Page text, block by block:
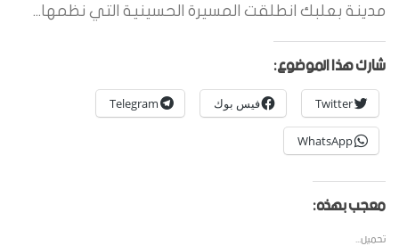
مدينة بعلبك انطلقت المسيرة الحسينية التي نظمها...
شارك هذا الموضوع:
Twitter فيس بوك Telegram
WhatsApp
معجب بهذه:
تحميل...